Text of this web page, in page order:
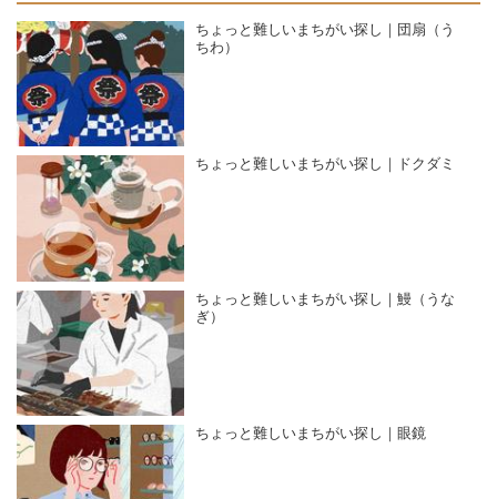
ちょっと難しいまちがい探し｜団扇（う
ちわ）
ちょっと難しいまちがい探し｜ドクダミ
ちょっと難しいまちがい探し｜鰻（うな
ぎ）
ちょっと難しいまちがい探し｜眼鏡